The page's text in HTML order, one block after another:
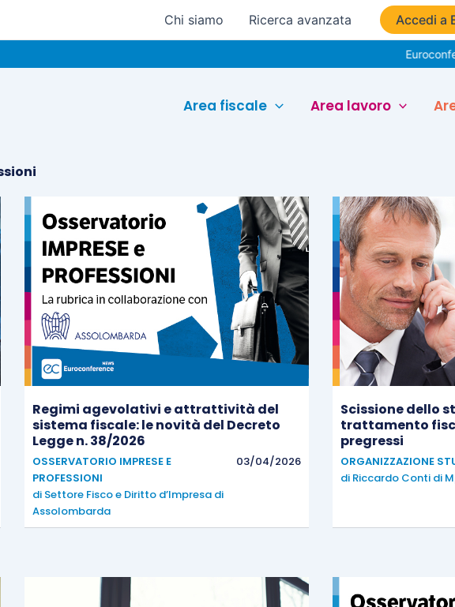
Chi siamo Ricerca avanzata Accedi a
Euroconference
Area fiscale Area lavoro
Regimi agevolativi e attrattività del
sistema fiscale: le novità del Decreto
Legge n. 38/2026
OSSERVATORIO IMPRESE E
PROFESSIONI
03/04/2026
di Settore Fisco e Diritto d’Impresa di
Assolombarda
Scissione dello
trattamento
pregressi
ORGANIZZAZIONE
di Riccardo Conti di
Pagina
Pagina